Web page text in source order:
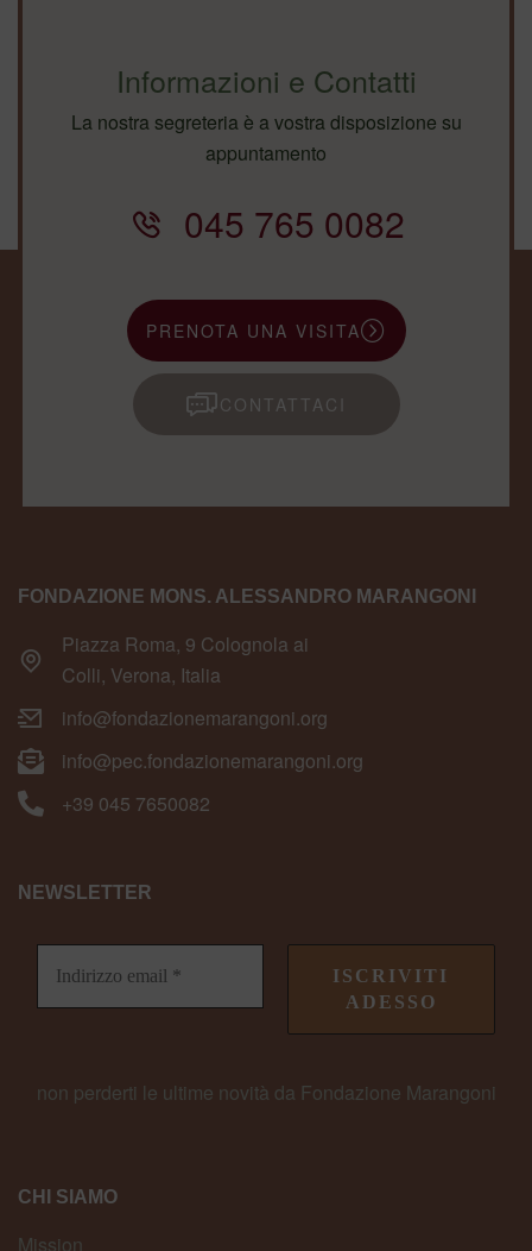
Informazioni e Contatti
La nostra segreteria è a vostra disposizione su
appuntamento
045 765 0082
PRENOTA UNA VISITA
CONTATTACI
FONDAZIONE MONS. ALESSANDRO MARANGONI
Piazza Roma, 9 Colognola ai
Colli, Verona, Italia
info@fondazionemarangoni.org
info@pec.fondazionemarangoni.org
+39 045 7650082
CHI SIAMO
Mission
NEWSLETTER
non perderti le ultime novità da Fondazione Marangoni